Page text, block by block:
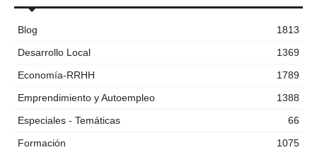
Blog
1813
Desarrollo Local
1369
Economía-RRHH
1789
Emprendimiento y Autoempleo
1388
Especiales - Temáticas
66
Formación
1075